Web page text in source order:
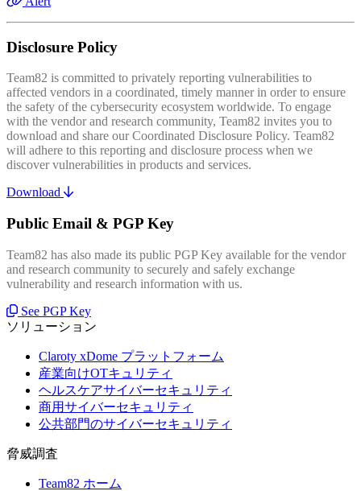
Disclosure Policy
Team82 is committed to privately reporting vulnerabilities to
affected vendors in a coordinated, timely manner in order to ensure
the safety of the cybersecurity ecosystem worldwide. To engage
with the vendor and research community, Team82 invites you to
download and share our Coordinated Disclosure Policy. Team82
will adhere to this reporting and disclosure process when we
discover vulnerabilities in products and services.
Download
Public Email & PGP Key
Team82 has also made its public PGP Key available for the vendor
and research community to securely and safely exchange
vulnerability and research information with us.
See PGP Key
ソリューション
Claroty xDome プラットフォーム
産業向けOTキュリティ
ヘルスケアサイバーセキュリティ
商用サイバーセキュリティ
公共部門のサイバーセキュリティ
脅威調査
Team82 ホーム